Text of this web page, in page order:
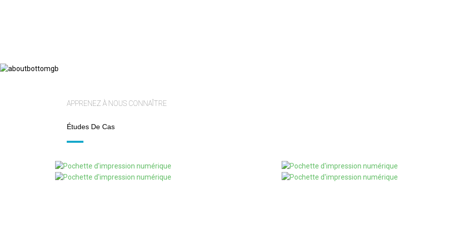
APPRENEZ À NOUS CONNAÎTRE
Études De Cas